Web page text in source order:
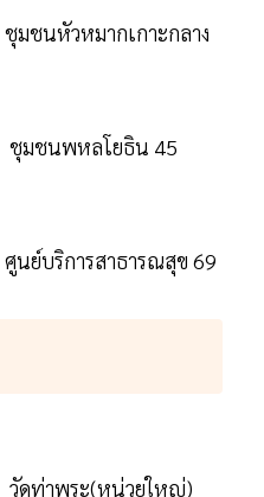
ชุมชนหัวหมากเกาะกลาง
ชุมชนพหลโยธิน 45
ศูนย์บริการสาธารณสุข 69
วัดท่าพระ(หน่วยใหญ่)